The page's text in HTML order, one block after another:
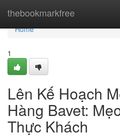
thebookmarkfree
Home
Home
1
Lên Kế Hoạch
Hàng Bavet:
Thực Khách